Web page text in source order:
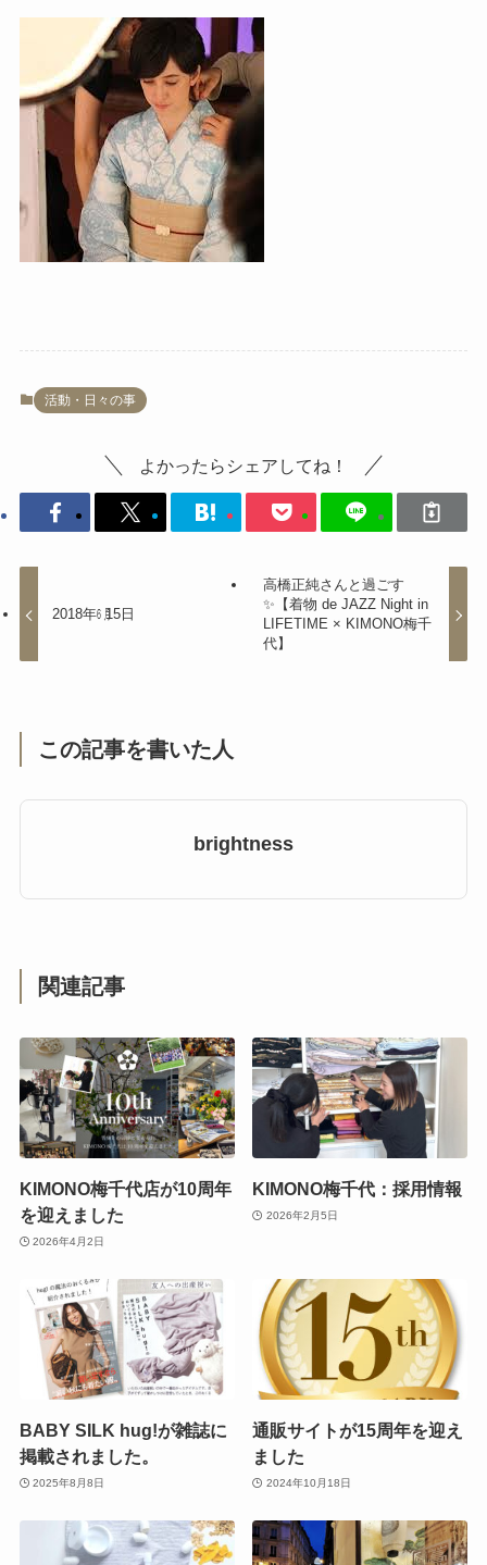
活動・日々の事
よかったらシェアしてね！
2018年㋅15日
高橋正純さんと過ごす
✨【着物 de JAZZ Night in
LIFETIME × KIMONO梅千
代】
この記事を書いた人
brightness
関連記事
KIMONO梅千代店が10周年
を迎えました
2026年4月2日
KIMONO梅千代：採用情報
2026年2月5日
BABY SILK hug!が雑誌に
掲載されました。
2025年8月8日
通販サイトが15周年を迎え
ました
2024年10月18日